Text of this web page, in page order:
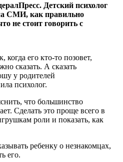
Детский психолог
СМИ, как правильно
не стоит говорить с
его кто-то позовет,
сказать. А сказать
у родителей
психолог.
что большинство
Сделать это проще всего в
роли и показать, как
ребенку о незнакомцах,
его.